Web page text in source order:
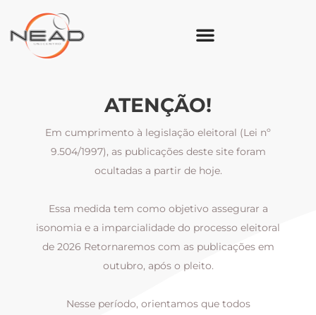
ATENÇÃO!
Em cumprimento à legislação eleitoral (Lei nº
9.504/1997), as publicações deste site foram
ocultadas a partir de hoje.
Essa medida tem como objetivo assegurar a
isonomia e a imparcialidade do processo eleitoral
de 2026 Retornaremos com as publicações em
outubro, após o pleito.
Nesse período, orientamos que todos